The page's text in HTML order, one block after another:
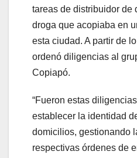
tareas de distribuidor de
droga que acopiaba en
esta ciudad. A partir de
ordenó diligencias al
Copiapó.
“Fueron estas
establecer la identidad
domicilios, gestionando
respectivas órdenes de